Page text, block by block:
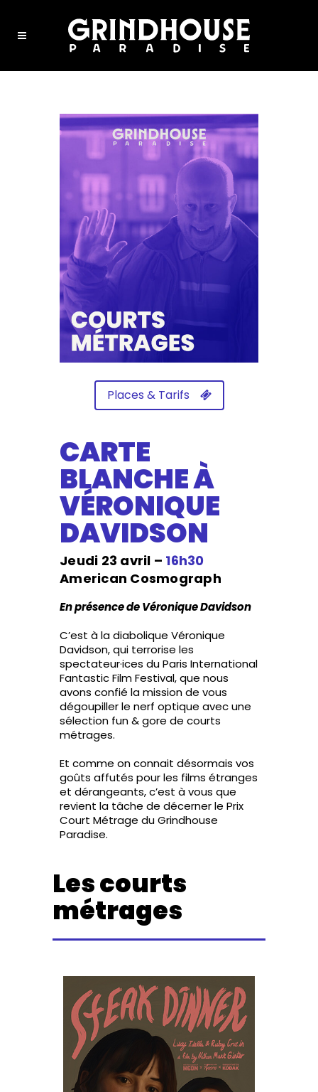
Places & Tarifs
CARTE
BLANCHE À
VÉRONIQUE
DAVIDSON
Jeudi 23 avril – 16h30
American Cosmograph
En présence de Véronique Davidson
C’est à la diabolique Véronique
Davidson, qui terrorise les
spectateur·ices du Paris International
Fantastic Film Festival, que nous
avons confié la mission de vous
dégoupiller le nerf optique avec une
sélection fun & gore de courts
métrages.
Et comme on connait désormais vos
goûts affutés pour les films étranges
et dérangeants, c’est à vous que
revient la tâche de décerner le Prix
Court Métrage du Grindhouse
Paradise.
Les courts
métrages